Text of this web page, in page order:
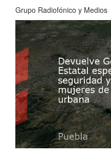
Grupo Radiofónico y Medios